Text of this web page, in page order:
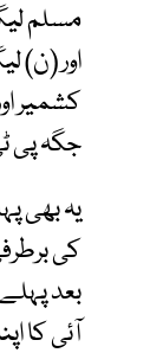
مسلم
کشمیر
جگہ پی
کی
بعد
آئی کا